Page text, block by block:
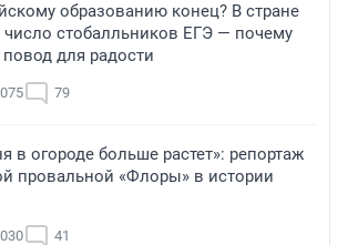
образованию конец? В стране
число стобалльников ЕГЭ — почему
повод для радости
79
в огороде больше растет»: репортаж
провальной «Флоры» в истории
41